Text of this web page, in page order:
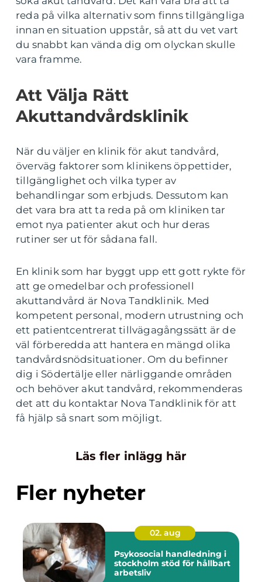
reda på vilka alternativ som finns tillgängliga
innan en situation uppstår, så att du vet vart
du snabbt kan vända dig om olyckan skulle
vara framme.
Att Välja Rätt
Akuttandvårdsklinik
När du väljer en klinik för akut tandvård,
överväg faktorer som klinikens öppettider,
tillgänglighet och vilka typer av
behandlingar som erbjuds. Dessutom kan
det vara bra att ta reda på om kliniken tar
emot nya patienter akut och hur deras
rutiner ser ut för sådana fall.
En klinik som har byggt upp ett gott rykte för
att ge omedelbar och professionell
akuttandvård är Nova Tandklinik. Med
kompetent personal, modern utrustning och
ett patientcentrerat tillvägagångssätt är de
väl förberedda att hantera en mängd olika
tandvårdsnödsituationer. Om du befinner
dig i Södertälje eller närliggande områden
och behöver akut tandvård, rekommenderas
det att du kontaktar Nova Tandklinik för att
få hjälp så snart som möjligt.
Läs fler inlägg här
Fler nyheter
02. aug
Psykosocial handledning i
stockholm stöd för hållbart
arbetsliv